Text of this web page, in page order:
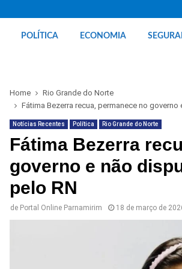
POLÍTICA ECONOMIA
Home
Rio Grande do Norte
Fátima Bezerra recua, permanece no
Notícias Recentes Política Rio Grande do Norte
Fátima Bezerra
governo e não
pelo RN
de Portal Online Parnamirim 18 de março de